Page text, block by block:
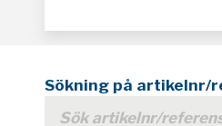
Sökning på artikelnr/